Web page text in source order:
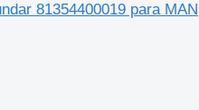
81354400019 para MAN